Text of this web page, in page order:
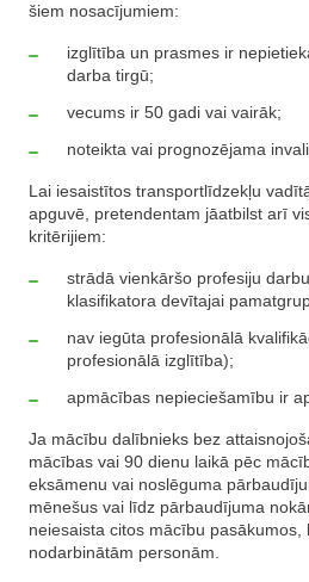
šiem nosacījumiem:
izglītība un prasmes ir
darba tirgū;
vecums ir 50 gadi vai vairāk;
noteikta vai prognozējama
Lai iesaistītos transportlīdzekļu
apguvē, pretendentam jāatbilst arī
kritērijiem:
strādā vienkāršo profesiju
klasifikatora devītajai
nav iegūta profesionālā
profesionālā izglītība);
apmācības nepieciešamību ir
Ja mācību dalībnieks bez
mācības vai 90 dienu laikā pēc
eksāmenu vai noslēguma
mēnešus vai līdz pārbaudījuma
neiesaista citos mācību pasākumos,
nodarbinātām personām.